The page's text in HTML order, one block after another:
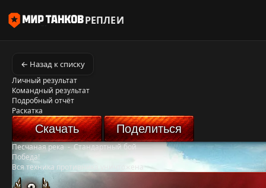
РЕПЛЕИ
← Назад к списку
Личный результат
Командный результат
Подробный отчёт
Раскатка
Скачать Поделиться
Песчаная река-Стандартный бой
Победа!
Вся техника противника уничтожена